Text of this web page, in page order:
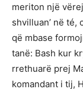
meriton një
shvilluan’ në
që mbase
tanë: Bash kur
rrethuarë prej
komandant i tij,